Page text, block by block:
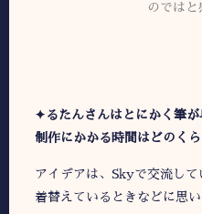
のではと
✦ るたんさんはとにかく筆
制作にかかる時間はどのく
アイデアは、Skyで交流し
着替えているときなどに思い